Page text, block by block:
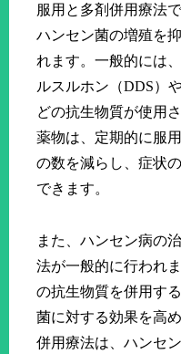
服用と多剤併用療法
ハンセン菌の増殖を
れます。一般的には
ルスルホン（DDS）
どの抗生物質が使用
薬物は、定期的に服
の数を減らし、症状
できます。
また、ハンセン病の
法が一般的に行われ
の抗生物質を併用す
菌に対する効果を高
併用療法は、ハンセ